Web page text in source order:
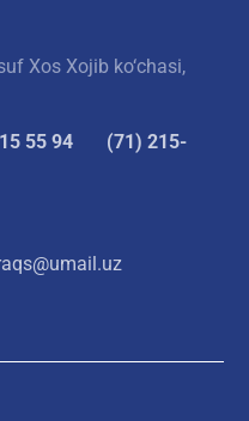
Xos Xojib ko‘chasi,
55 94
(71) 215-